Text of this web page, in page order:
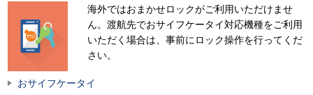
海外ではおまかせロックがご利用いただけませ
ん。渡航先でおサイフケータイ対応機種をご利用
いただく場合は、事前にロック操作を行ってくだ
さい。
おサイフケータイ